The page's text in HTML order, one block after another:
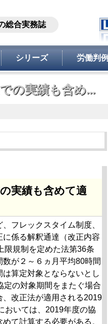
総合実務誌
シリーズ 労働判例
の実績も含め...
実績も含めて適
フレックスタイム制度、
係る解釈通達（改正内容
規制を定めた法第36条
が２～６ヵ月平均80時間
算定対象とならないとし
定の対象期間をまたぐ場合
改正法が適用される2019
おいては、2019年度の協
て計算する必要がある。